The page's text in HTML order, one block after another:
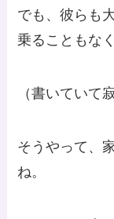
でも、彼らも
乗ることもな
（書いていて
そうやって、
ね。